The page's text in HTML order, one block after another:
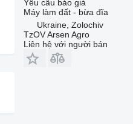
Yêu cầu báo giá
Máy làm đất - bừa đĩa
Ukraine, Zolochiv
TzOV Arsen Agro
Liên hệ với người bán